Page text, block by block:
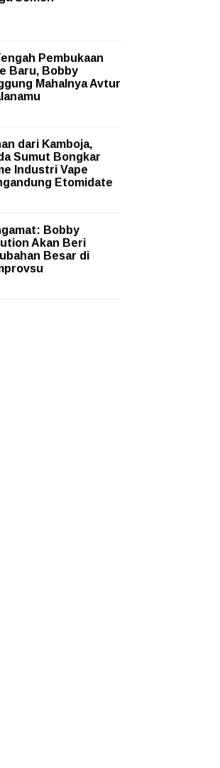
Pembukaan
Baru, Bobby
Mahalnya Avtur
dari Kamboja,
Sumut Bongkar
Industri Vape
Etomidate
Bobby
Akan Beri
Besar di